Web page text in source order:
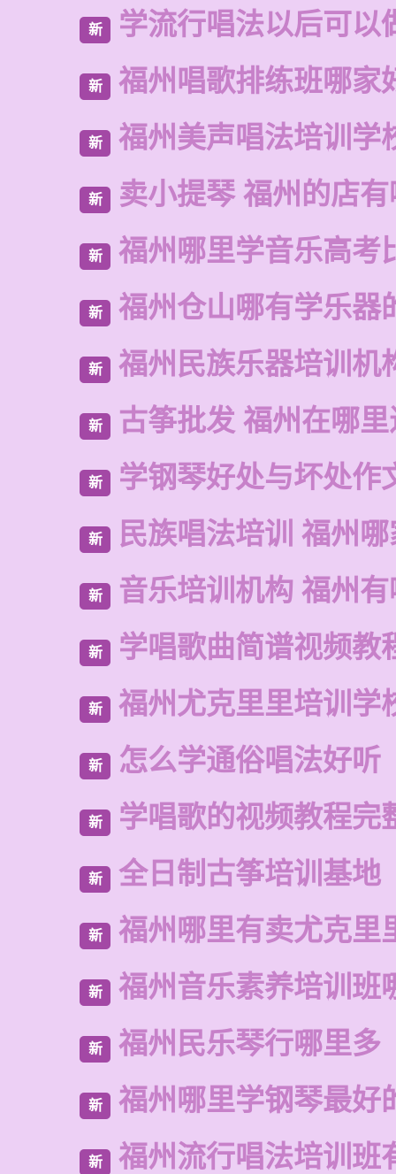
新 学流行唱法以后可以
新 福州唱歌排练班哪家
新 福州美声唱法培训学
新 卖小提琴 福州的店
新 福州哪里学音乐高考
新 福州仓山哪有学乐器
新 福州民族乐器培训机
新 古筝批发 福州在哪
新 学钢琴好处与坏处作
新 民族唱法培训 福州
新 音乐培训机构 福州
新 学唱歌曲简谱视频教
新 福州尤克里里培训学
新 怎么学通俗唱法好听
新 学唱歌的视频教程完
新 全日制古筝培训基地
新 福州哪里有卖尤克里
新 福州音乐素养培训班
新 福州民乐琴行哪里多
新 福州哪里学钢琴最好
新 福州流行唱法培训班